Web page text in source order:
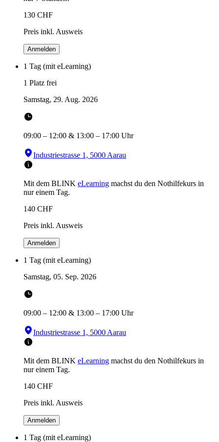
130 CHF
Preis inkl. Ausweis
Anmelden
1 Tag (mit eLearning)
1 Platz frei
Samstag, 29. Aug. 2026
09:00 – 12:00 & 13:00 – 17:00 Uhr
Industriestrasse 1, 5000 Aarau
Mit dem BLINK eLearning machst du den Nothilfekurs in
nur einem Tag.
140 CHF
Preis inkl. Ausweis
Anmelden
1 Tag (mit eLearning)
Samstag, 05. Sep. 2026
09:00 – 12:00 & 13:00 – 17:00 Uhr
Industriestrasse 1, 5000 Aarau
Mit dem BLINK eLearning machst du den Nothilfekurs in
nur einem Tag.
140 CHF
Preis inkl. Ausweis
Anmelden
1 Tag (mit eLearning)